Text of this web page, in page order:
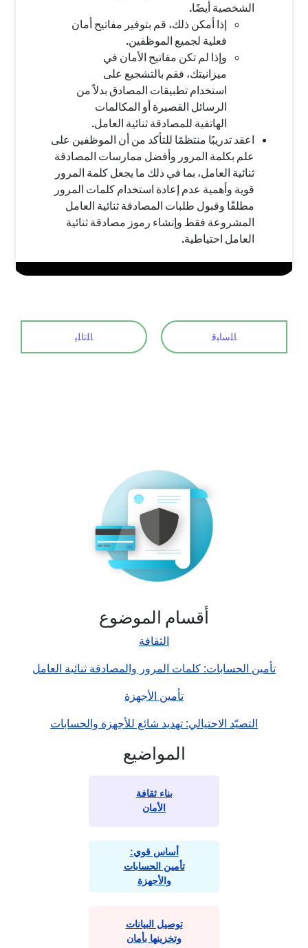
أقسام الموضوع
الثقافة
تأمين الحسابات: كلمات المرور والمصادقة ثنائية العامل
تأمين الأجهزة
التصيّد الاحتيالي: تهديد شائع للأجهزة والحسابات
المواضيع
بناء ثقافة
الأمان
أساس قوي:
تأمين الحسابات
والأجهزة
توصيل البيانات
وتخزينها بأمان
الشخصية أيضًا.
إذا أمكن ذلك، قم بتوفير مفاتيح أمان
فعلية لجميع الموظفين.
وإذا لم تكن مفاتيح الأمان في
ميزانيتك، فقم بالتشجيع على
استخدام تطبيقات المصادق بدلاً من
الرسائل القصيرة أو المكالمات
الهاتفية للمصادقة ثنائية العامل.
اعقد تدريبًا منتظمًا للتأكد من أن الموظفين على
علم بكلمة المرور وأفضل ممارسات المصادقة
ثنائية العامل، بما في ذلك ما يجعل كلمة المرور
قوية وأهمية عدم إعادة استخدام كلمات المرور
مطلقًا وقبول طلبات المصادقة ثنائية العامل
المشروعة فقط وإنشاء رموز مصادقة ثنائية
العامل احتياطية.
ﺎﻠﺳﺎﺒﻗ ﺎﻠﺗﺎﻠﻳ